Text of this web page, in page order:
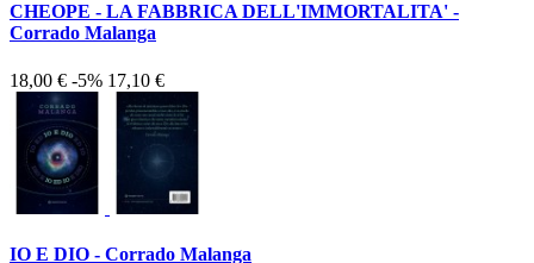
CHEOPE - LA FABBRICA DELL'IMMORTALITA' -
Corrado Malanga
18,00 € -5% 17,10 €
IO E DIO - Corrado Malanga